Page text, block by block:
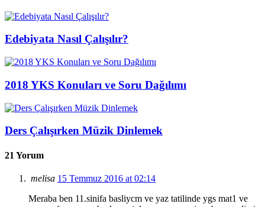
Edebiyata Nasıl Çalışılır?
2018 YKS Konuları ve Soru Dağılımı
Ders Çalışırken Müzik Dinlemek
21 Yorum
melisa 15 Temmuz 2016 at 02:14
Meraba ben 11.sinifa basliycm ve yaz tatilinde ygs mat1 ve